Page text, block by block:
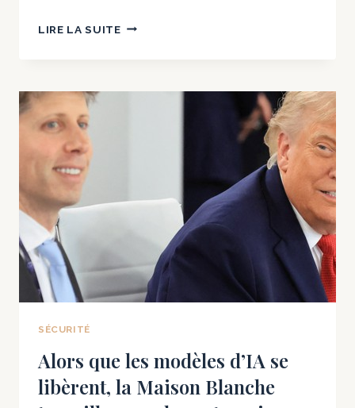
LIRE LA SUITEUN
GOULOT
D’ÉTRANGLEMENT
LANCEMENT
DU
PENTAGONE
SÉCURITÉ
Alors que les modèles d’IA se
libèrent, la Maison Blanche